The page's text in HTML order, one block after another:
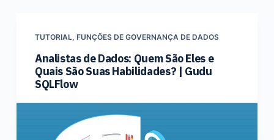
TUTORIAL, FUNÇÕES DE GOVERNANÇA DE DADOS
Analistas de Dados: Quem São Eles e
Quais São Suas Habilidades? | Gudu
SQLFlow